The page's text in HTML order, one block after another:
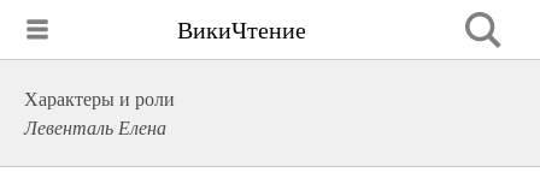
ВикиЧтение
Характеры и роли
Левенталь Елена